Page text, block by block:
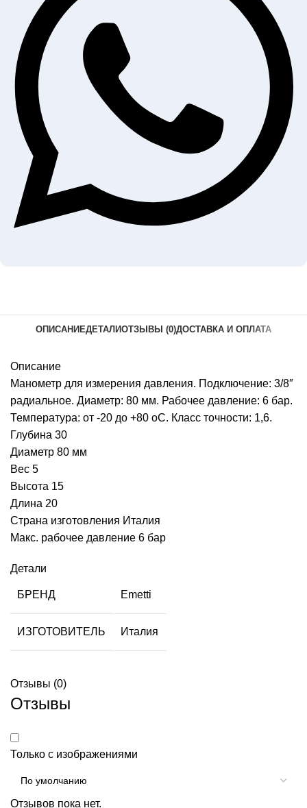
ОПИСАНИЕДЕТАЛИОТЗЫВЫ (0)ДОСТАВКА И ОПЛАТА
Описание
Манометр для измерения давления. Подключение: 3/8″
радиальное. Диаметр: 80 мм. Рабочее давление: 6 бар.
Температура: от -20 до +80 оС. Класс точности: 1,6.
Глубина 30
Диаметр 80 мм
Вес 5
Высота 15
Длина 20
Страна изготовления Италия
Макс. рабочее давление 6 бар
Детали
БРЕНД Emetti
ИЗГОТОВИТЕЛЬ Италия
Отзывы (0)
Отзывы
Только с изображениями
Отзывов пока нет.